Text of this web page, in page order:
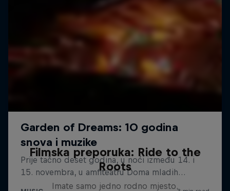
Filmska preporuka: Ride to the
Roots
Imate samo jedno rodno mjesto.